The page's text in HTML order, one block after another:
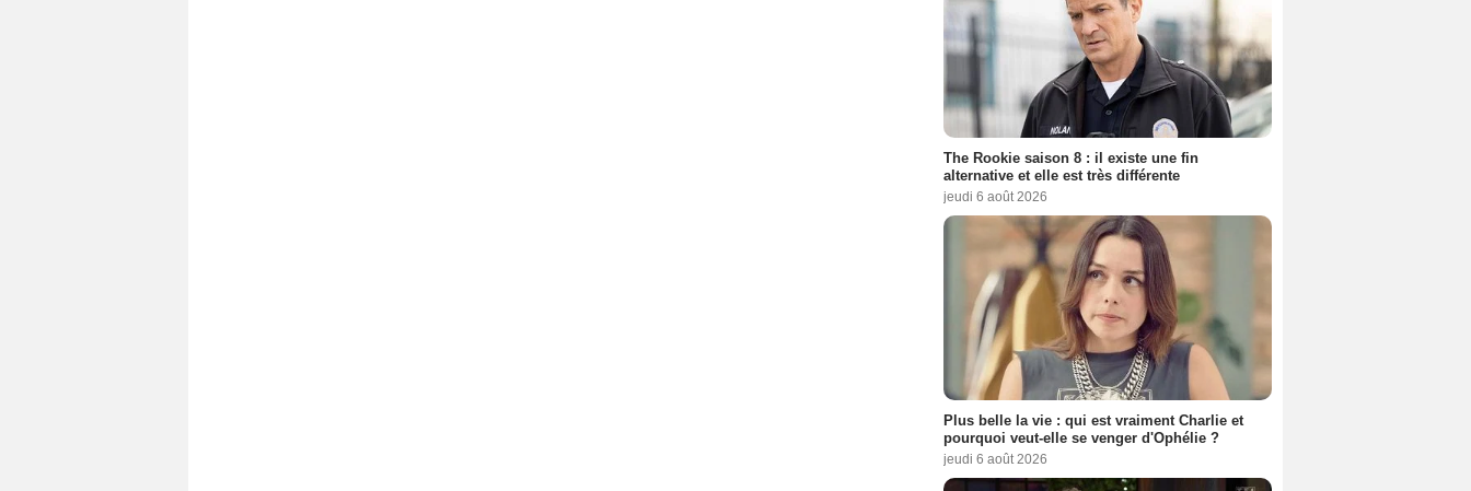
The Rookie saison 8 : il existe une fin
alternative et elle est très différente
jeudi 6 août 2026
Plus belle la vie : qui est vraiment Charlie et
pourquoi veut-elle se venger d'Ophélie ?
jeudi 6 août 2026